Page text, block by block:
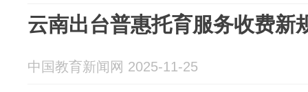
云南出台普惠托育服务收费新
中国教育新闻网 2025-11-25